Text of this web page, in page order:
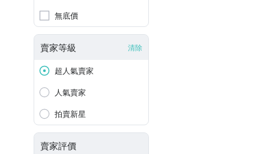
無底價
賣家等級 清除
超人氣賣家
人氣賣家
拍賣新星
賣家評價